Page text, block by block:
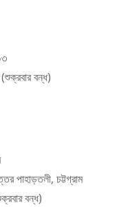
বন্ধ)
পাহাড়তলী, চট্টগ্রাম
বন্ধ)